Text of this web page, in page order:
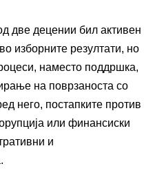
две децении бил активен
изборните резултати, но
наместо поддршка,
на поврзаноста со
него, постапките против
или финансиски
и